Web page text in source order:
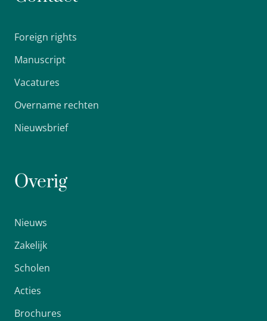
Foreign rights
Manuscript
Vacatures
Overname rechten
Nieuwsbrief
Overig
Nieuws
Zakelijk
Scholen
Acties
Brochures